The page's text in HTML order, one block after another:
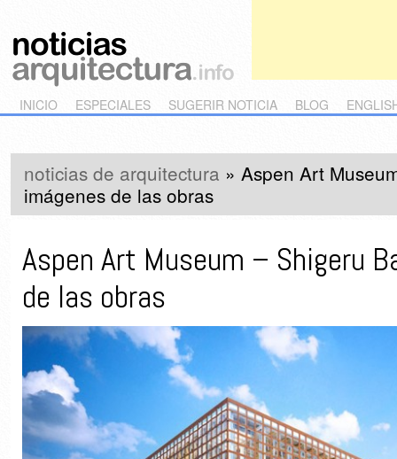
Main menu
Skip to primary content
Skip to secondary content
INICIO ESPECIALES SUGERIR NOTICIA BLOG
noticias de arquitectura » Aspen Art
imágenes de las obras
Aspen Art Museum – Shigeru
de las obras